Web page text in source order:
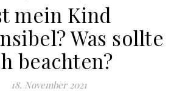
mein Kind
Was sollte
beachten?
18. November 2021